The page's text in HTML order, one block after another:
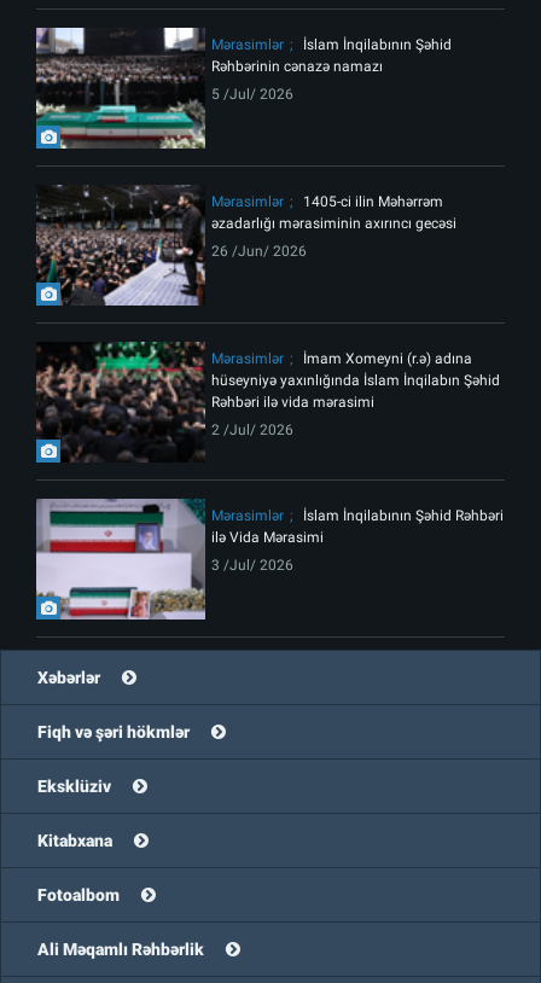
Mərasimlər
İslam İnqilabının Şəhid
Rəhbərinin cənazə namazı
5 /Jul/ 2026
Mərasimlər
1405-ci ilin Məhərrəm
əzadarlığı mərasiminin axırıncı gecəsi
26 /Jun/ 2026
Mərasimlər
İmam Xomeyni (r.ə) adına
hüseyniyə yaxınlığında İslam İnqilabın Şəhid
Rəhbəri ilə vida mərasimi
2 /Jul/ 2026
Mərasimlər
İslam İnqilabının Şəhid Rəhbəri
ilə Vida Mərasimi
3 /Jul/ 2026
Xəbərlər
Fiqh və şəri hökmlər
Eksklüziv
Kitabxana
Fotoalbom
Ali Məqamlı Rəhbərlik